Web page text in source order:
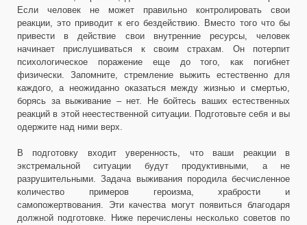
Если человек не может правильно контролировать свои
реакции, это приводит к его бездействию. Вместо того что бы
привести в действие свои внутренние ресурсы, человек
начинает прислушиваться к своим страхам. Он потерпит
психологическое поражение еще до того, как погибнет
физически. Запомните, стремление выжить естественно для
каждого, а неожиданно оказаться между жизнью и смертью,
борясь за выживание – нет. Не бойтесь ваших естественных
реакций в этой неестественной ситуации. Подготовьте себя и вы
одержите над ними верх.
В подготовку входит уверенность, что ваши реакции в
экстремальной ситуации будут продуктивными, а не
разрушительными. Задача выживания породила бесчисленное
количество примеров героизма, храбрости и
самопожертвования. Эти качества могут появиться благодаря
должной подготовке. Ниже перечислены несколько советов по